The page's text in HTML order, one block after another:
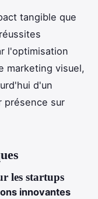
tangible que
l'optimisation
marketing visuel,
d'un
présence sur
les startups
innovantes